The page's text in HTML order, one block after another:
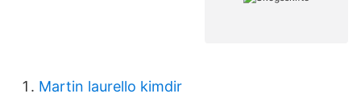
Martin laurello kimdir